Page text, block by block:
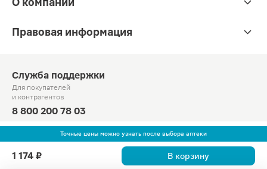
Точные цены можно узнать после выбора аптеки
1 174 ₽ В корзину
Правовая информация
Служба поддержки
Для покупателей
и контрагентов
8 800 200 78 03
Круглосуточно, звонок по России бесплатный
© Официальный сайт сети «Магнит».